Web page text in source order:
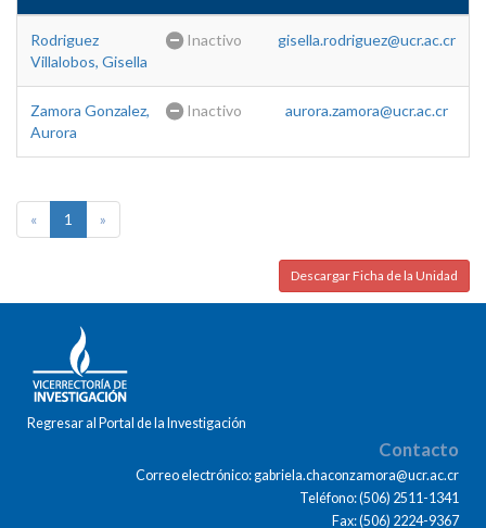
Rodriguez
Villalobos, Gisella
Inactivo gisella.rodriguez@ucr.ac.cr
Zamora Gonzalez,
Aurora
Inactivo aurora.zamora@ucr.ac.cr
« 1 »
Descargar Ficha de la Unidad
Regresar al Portal de la Investigación
Contacto
Correo electrónico: gabriela.chaconzamora@ucr.ac.cr
Teléfono: (506) 2511-1341
Fax: (506) 2224-9367